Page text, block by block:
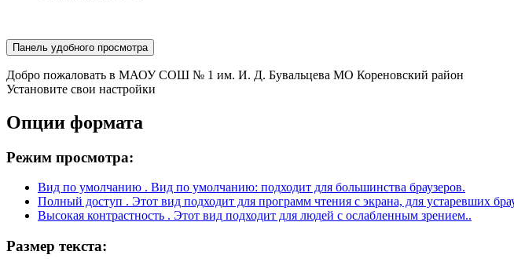
Панель удобного просмотра
Добро пожаловать в МАОУ СОШ № 1 им. И. Д. Бувальцева МО Кореновский район
Установите свои настройки
Опции формата
Режим просмотра:
Вид по умолчанию . Вид по умолчанию: подходит для большинства браузеров.
Полный доступ . Этот вид подходит для программ чтения с экрана, для устаревших
Высокая контрастность . Этот вид подходит для людей с ослабленным зрением..
Размер текста: